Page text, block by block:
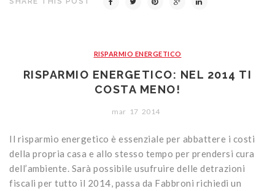
RISPARMIO ENERGETICO
RISPARMIO ENERGETICO: NEL 2014 TI
COSTA MENO!
mar 17 2014
Il risparmio energetico è essenziale per abbattere i costi
della propria casa e allo stesso tempo per prendersi cura
dell’ambiente. Sarà possibile usufruire delle detrazioni
fiscali per tutto il 2014, passa da Fabbroni richiedi un